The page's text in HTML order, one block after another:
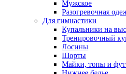
Мужское
Разогревочная
Для гимнастики
Купальники на
Тренировочный
Лосины
Шорты
Майки, топы и